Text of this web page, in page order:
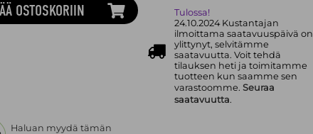
OSTOSKORIIN
Tulossa!
24.10.2024 Kustantajan
ilmoittama saatavuuspäivä on
ylittynyt, selvitämme
saatavuutta. Voit tehdä
tilauksen heti ja toimitamme
tuotteen kun saamme sen
varastoomme. Seuraa
saatavuutta.
Haluan myydä tämän